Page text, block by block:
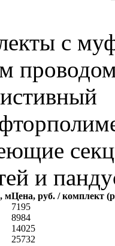
с
и
мЦена, руб. / комплект
7195
8984
14025
25732